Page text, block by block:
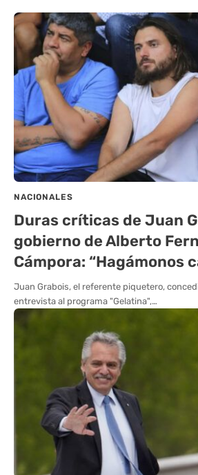
NACIONALES
Duras críticas de Juan
gobierno de Alberto
Cámpora: “Hagámonos
Juan Grabois, el referente piquetero,
entrevista al programa "Gelatina",…